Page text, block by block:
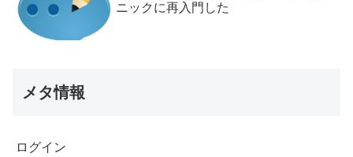
ニックに再入門した
メタ情報
ログイン